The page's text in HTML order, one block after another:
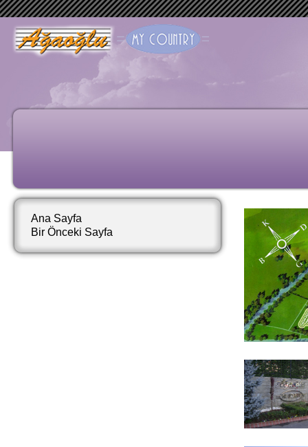
Ana Sayfa
Bir Önceki Sayfa